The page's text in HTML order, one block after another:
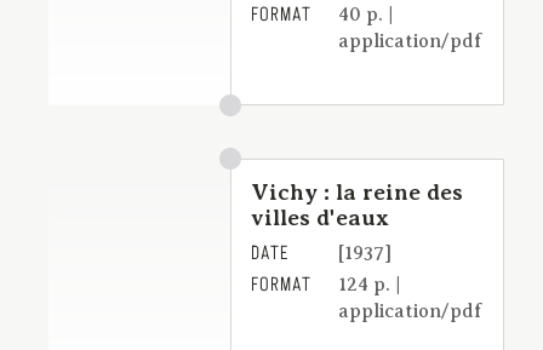
FORMAT
40 p. |
application/pdf
Vichy : la reine des
villes d'eaux
DATE [1937]
FORMAT
124 p. |
application/pdf